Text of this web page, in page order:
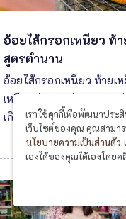
อ้อยไส้กรอกเหนียว ท้
สูตรตำนาน
อ้อยไส้กรอกเหนียว ท้ายเ
เหนียวย่างเตาถ่าน หอม
เกินราคาเราใช้คุกกี้เพื่อพัฒนาประ
เว็บไซต์ของคุณ คุณสามา
นโยบายความเป็นส่วนตัว
เองได้ของคุณได้เองโดยค